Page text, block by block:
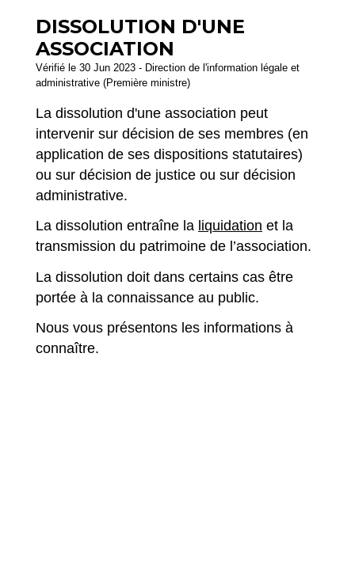
DISSOLUTION D'UNE
ASSOCIATION
Vérifié le 30 Jun 2023 - Direction de l'information légale et
administrative (Première ministre)
La dissolution d'une association peut
intervenir sur décision de ses membres (en
application de ses dispositions statutaires)
ou sur décision de justice ou sur décision
administrative.
La dissolution entraîne la liquidation et la
transmission du patrimoine de l’association.
La dissolution doit dans certains cas être
portée à la connaissance au public.
Nous vous présentons les informations à
connaître.